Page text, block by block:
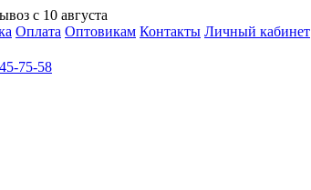
с 10 августа
Оплата Оптовикам Контакты Личный кабинет
75-58